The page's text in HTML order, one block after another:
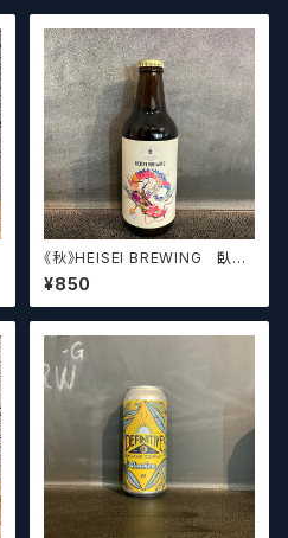
《秋》HEISEI BREWING 臥龍
長生(がりゅうちょうせい)アメリ
カンペールエール【クラフトビー
ル】
¥850